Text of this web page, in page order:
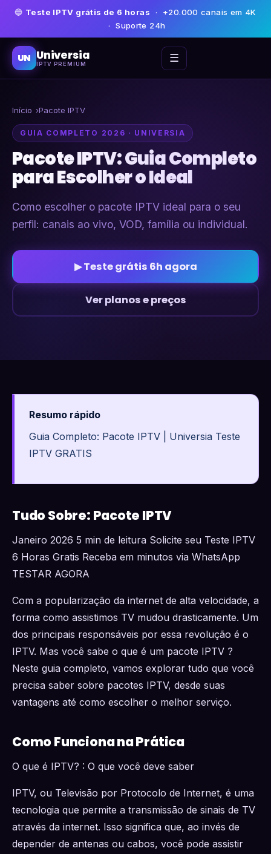
🔵 Teste IPTV grátis de 6 horas · +20.000 canais em 4K
· Suporte 24h
UN Universia
IPTV PREMIUM ☰
Início Pacote IPTV
GUIA COMPLETO 2026 · UNIVERSIA
Pacote IPTV: Guia Completo
para Escolher o Ideal
Como escolher o pacote IPTV ideal para o seu
perfil: canais ao vivo, VOD, família ou individual.
▶ Teste grátis 6h agora
Ver planos e preços
Resumo rápido
Guia Completo: Pacote IPTV | Universia Teste
IPTV GRATIS
Tudo Sobre: Pacote IPTV
Janeiro 2026 5 min de leitura Solicite seu Teste IPTV
6 Horas Gratis Receba em minutos via WhatsApp
TESTAR AGORA
Com a popularização da internet de alta velocidade, a
forma como assistimos TV mudou drasticamente. Um
dos principais responsáveis por essa revolução é o
IPTV. Mas você sabe o que é um pacote IPTV ?
Neste guia completo, vamos explorar tudo que você
precisa saber sobre pacotes IPTV, desde suas
vantagens até como escolher o melhor serviço.
Como Funciona na Prática
O que é IPTV? : O que você deve saber
IPTV, ou Televisão por Protocolo de Internet, é uma
tecnologia que permite a transmissão de sinais de TV
através da internet. Isso significa que, ao invés de
depender de antenas ou cabos, você pode assistir